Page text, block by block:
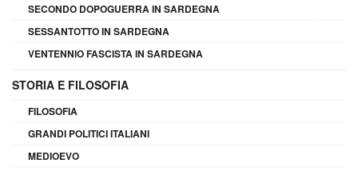
SECONDO DOPOGUERRA IN SARDEGNA
SESSANTOTTO IN SARDEGNA
VENTENNIO FASCISTA IN SARDEGNA
STORIA E FILOSOFIA
FILOSOFIA
GRANDI POLITICI ITALIANI
MEDIOEVO